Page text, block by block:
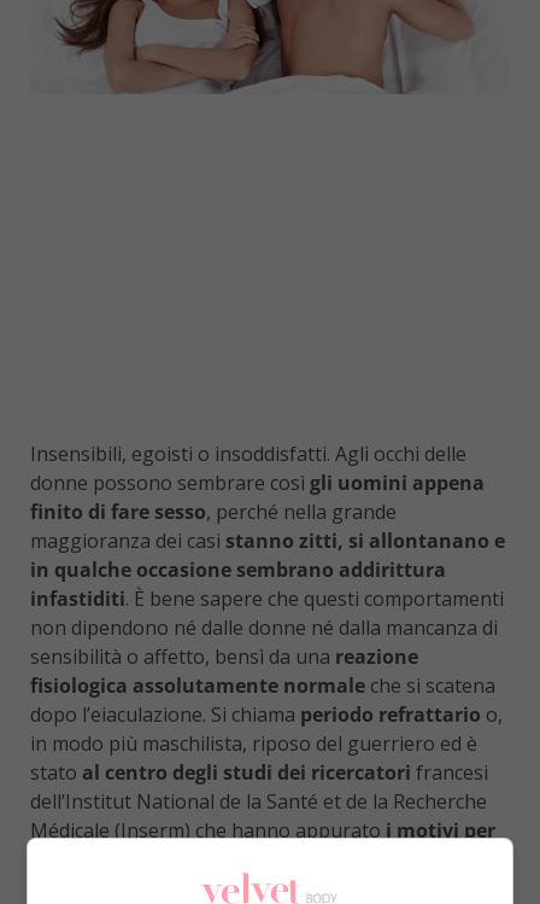
Insensibili, egoisti o insoddisfatti. Agli occhi delle
donne possono sembrare così gli uomini appena
finito di fare sesso, perché nella grande
maggioranza dei casi stanno zitti, si allontanano e
in qualche occasione sembrano addirittura
infastiditi. È bene sapere che questi comportamenti
non dipendono né dalle donne né dalla mancanza di
sensibilità o affetto, bensì da una reazione
fisiologica assolutamente normale che si scatena
dopo l’eiaculazione. Si chiama periodo refrattario o,
in modo più maschilista, riposo del guerriero ed è
stato al centro degli studi dei ricercatori francesi
dell’Institut National de la Santé et de la Recherche
Médicale (Inserm) che hanno appurato i motivi per